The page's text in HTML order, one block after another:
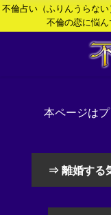
不倫占い（ふりんうらな
不倫の恋に悩ん
本ページは
⇒ 離婚する